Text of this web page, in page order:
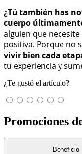
¿Tú también has
cuerpo
alguien que
positiva. Porque no
vivir bien cada
tu experiencia y
¿Te gustó el artículo?
Promociones
Beneficio